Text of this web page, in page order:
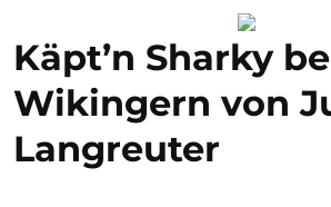
Käpt’n Sharky
Wikingern von
Langreuter